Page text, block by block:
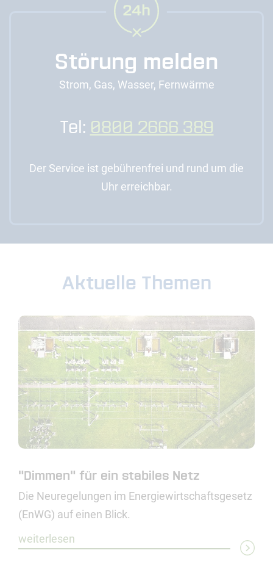
Störung melden
Strom, Gas, Wasser, Fernwärme
Tel: 0800 2666 389
Der Service ist gebührenfrei und rund um die
Uhr erreichbar.
Aktuelle Themen
"Dimmen" für ein stabiles Netz
Die Neuregelungen im Energiewirtschaftsgesetz
(EnWG) auf einen Blick.
weiterlesen